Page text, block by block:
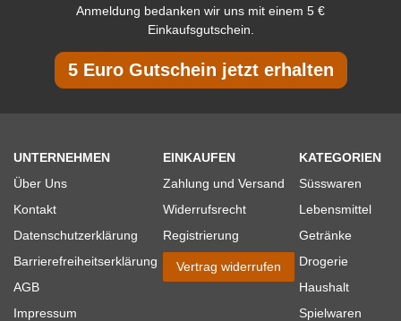
Anmeldung bedanken wir uns mit einem 5 €
Einkaufsgutschein.
5 Euro Gutschein jetzt erhalten
UNTERNEHMEN
Über Uns
Kontakt
Datenschutzerklärung
Barrierefreiheitserklärung
AGB
Impressum
EINKAUFEN
Zahlung und Versand
Widerrufsrecht
Registrierung
Vertrag widerrufen
KATEGORIEN
Süsswaren
Lebensmittel
Getränke
Drogerie
Haushalt
Spielwaren